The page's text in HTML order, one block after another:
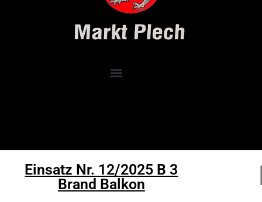
Einsatz Nr. 12/2025 B 3
Brand Balkon